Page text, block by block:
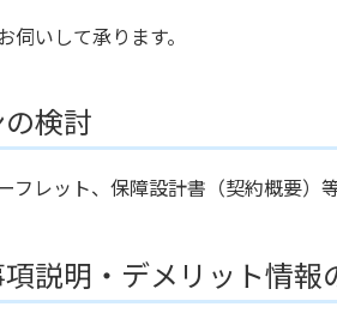
いして承ります。
検討
フレット、保障設計書（契約概要）
説明・デメリット情報